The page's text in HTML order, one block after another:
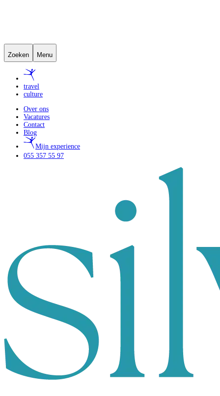
Zoeken Menu
travel
culture
Over ons
Vacatures
Contact
Blog
Mijn experience
055 357 55 97